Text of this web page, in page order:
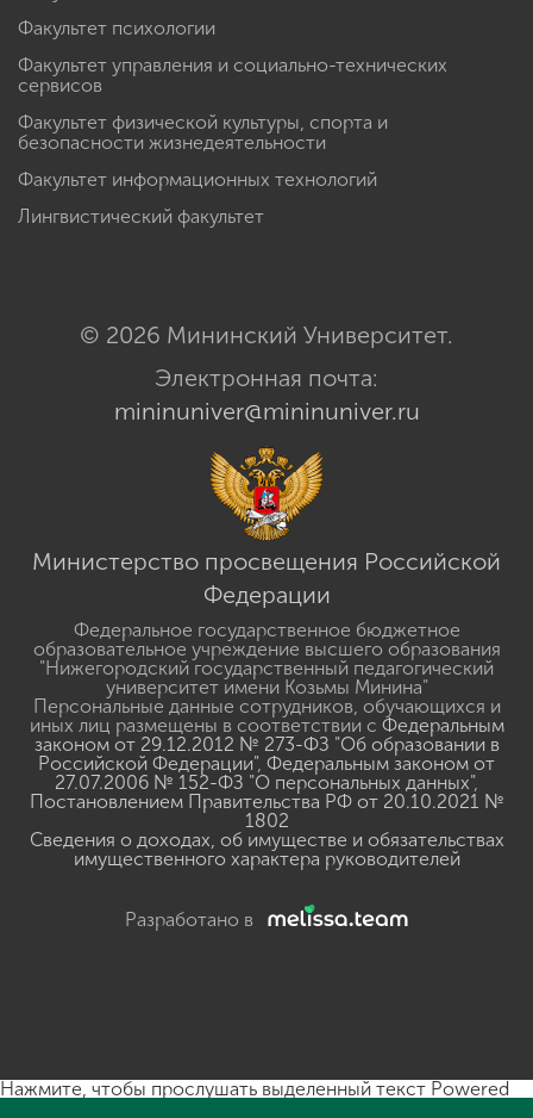
Факультет психологии
Факультет управления и социально-технических
сервисов
Факультет физической культуры, спорта и
безопасности жизнедеятельности
Факультет информационных технологий
Лингвистический факультет
© 2026 Мининский Университет.
Электронная почта:
mininuniver@mininuniver.ru
Министерство просвещения Российской
Федерации
Федеральное государственное бюджетное
образовательное учреждение высшего образования
"Нижегородский государственный педагогический
университет имени Козьмы Минина"
Персональные данные сотрудников, обучающихся и
иных лиц размещены в соответствии с Федеральным
законом от 29.12.2012 № 273-ФЗ "Об образовании в
Российской Федерации", Федеральным законом от
27.07.2006 № 152-ФЗ "О персональных данных",
Постановлением Правительства РФ от 20.10.2021 №
1802
Сведения о доходах, об имуществе и обязательствах
имущественного характера руководителей
Разработано в
Нажмите, чтобы прослушать выделенный текст Powered